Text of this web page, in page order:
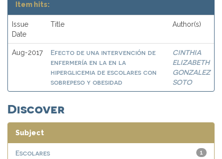
Item hits:
Issue
Date
Title Author(s)
Aug-2017
Efecto de una intervención de
enfermería en la en la
hiperglicemia de escolares con
sobrepeso y obesidad
CINTHIA
ELIZABETH
GONZALEZ
SOTO
Discover
Subject
1
Escolares